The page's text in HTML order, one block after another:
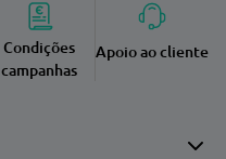
Condições
campanhas
Apoio ao cliente